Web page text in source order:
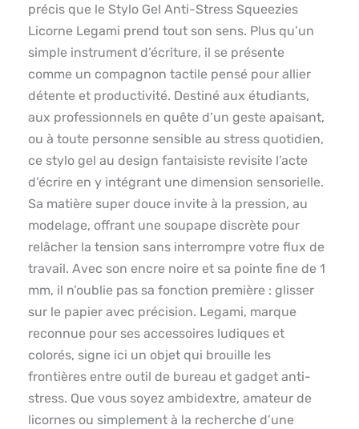
précis que le Stylo Gel Anti-Stress Squeezies
Licorne Legami prend tout son sens. Plus qu’un
simple instrument d’écriture, il se présente
comme un compagnon tactile pensé pour allier
détente et productivité. Destiné aux étudiants,
aux professionnels en quête d’un geste apaisant,
ou à toute personne sensible au stress quotidien,
ce stylo gel au design fantaisiste revisite l’acte
d’écrire en y intégrant une dimension sensorielle.
Sa matière super douce invite à la pression, au
modelage, offrant une soupape discrète pour
relâcher la tension sans interrompre votre flux de
travail. Avec son encre noire et sa pointe fine de 1
mm, il n’oublie pas sa fonction première : glisser
sur le papier avec précision. Legami, marque
reconnue pour ses accessoires ludiques et
colorés, signe ici un objet qui brouille les
frontières entre outil de bureau et gadget anti-
stress. Que vous soyez ambidextre, amateur de
licornes ou simplement à la recherche d’une